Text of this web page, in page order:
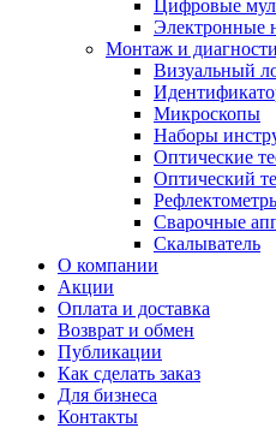
Цифровые
Электронные
Монтаж и
Визуальный
Микроскопы
Наборы
Оптические
Оптический
Сварочные
Скалыватель
О компании
Акции
Оплата и доставка
Возврат и обмен
Публикации
Как сделать заказ
Для бизнеса
Контакты